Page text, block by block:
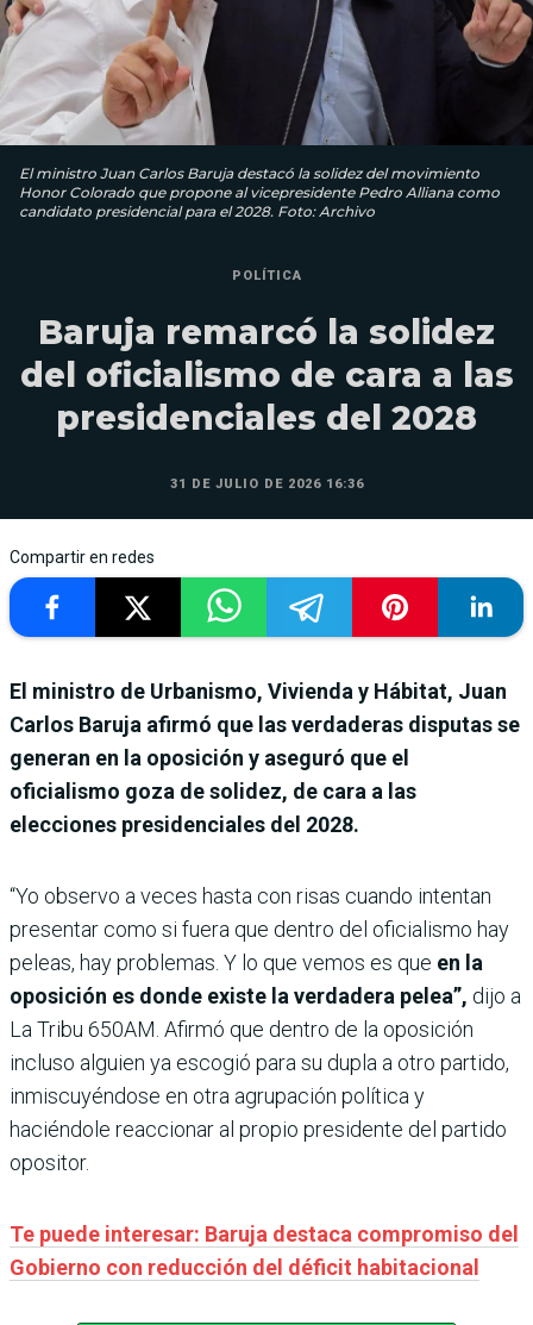
El ministro Juan Carlos Baruja destacó la solidez del movimiento
Honor Colorado que propone al vicepresidente Pedro Alliana como
candidato presidencial para el 2028. Foto: Archivo
POLÍTICA
Baruja remarcó la solidez
del oficialismo de cara a las
presidenciales del 2028
31 DE JULIO DE 2026 16:36
Compartir en redes
El ministro de Urbanismo, Vivienda y Hábitat, Juan
Carlos Baruja afirmó que las verdaderas disputas se
generan en la oposición y aseguró que el
oficialismo goza de solidez, de cara a las
elecciones presidenciales del 2028.
“Yo observo a veces hasta con risas cuando intentan
presentar como si fuera que dentro del oficialismo hay
peleas, hay problemas. Y lo que vemos es que en la
oposición es donde existe la verdadera pelea”, dijo a
La Tribu 650AM. Afirmó que dentro de la oposición
incluso alguien ya escogió para su dupla a otro partido,
inmiscuyéndose en otra agrupación política y
haciéndole reaccionar al propio presidente del partido
opositor.
Te puede interesar: Baruja destaca compromiso del
Gobierno con reducción del déficit habitacional